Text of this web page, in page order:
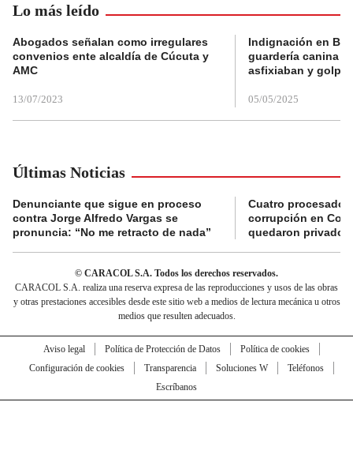
Lo más leído
Abogados señalan como irregulares
convenios ente alcaldía de Cúcuta y
AMC
13/07/2023
Indignación en
guardería canina
asfixiaban y
05/05/2025
Últimas Noticias
Denunciante que sigue en proceso
contra Jorge Alfredo Vargas se
pronuncia: “No me retracto de nada”
Cuatro
corrupción en
quedaron
© CARACOL S.A. Todos los derechos reservados.
CARACOL S.A. realiza una reserva expresa de las reproducciones y usos de las obras
y otras prestaciones accesibles desde este sitio web a medios de lectura mecánica u otros
medios que resulten adecuados.
Aviso legal Política de Protección de Datos
Política de cookies
Configuración de cookies
Transparencia Soluciones W
Teléfonos
Escríbanos